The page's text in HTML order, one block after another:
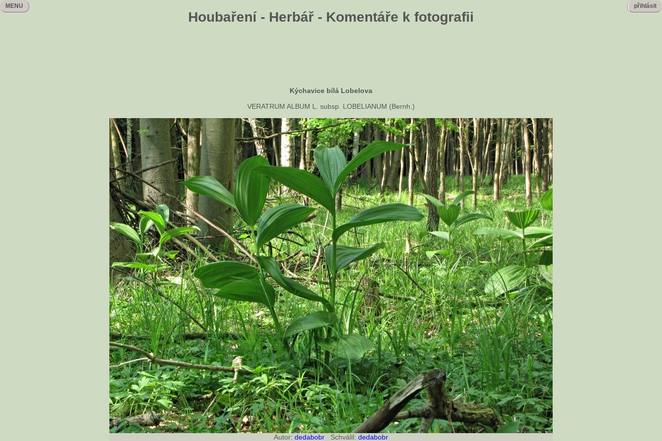
Houbaření - Herbář - Komentáře k fotografii
přihlásit
MENU
Kýchavice bílá Lobelova
VERATRUM ALBUM L. subsp. LOBELIANUM (Bernh.)
Autor: dedabobr Schválil: dedabobr